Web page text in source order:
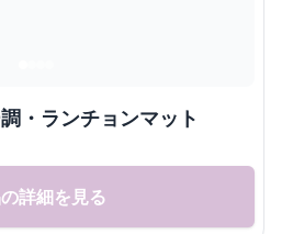
・ランチョンマット
詳細を見る